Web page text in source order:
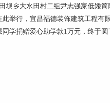
乡大水田村二组尹志强家低矮简
举行，宜昌福德装饰建筑工程
学捐赠爱心助学款1万元，终于圆